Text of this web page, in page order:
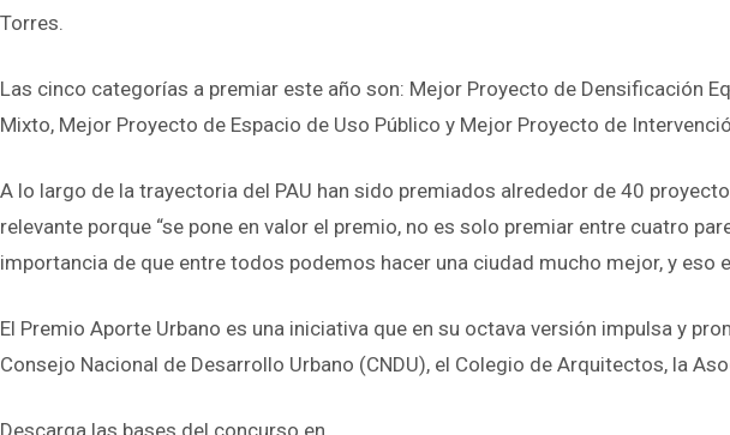
Torres.
Las cinco categorías a premiar este año son: Mejor Proyecto de Densificación
Mixto, Mejor Proyecto de Espacio de Uso Público y Mejor Proyecto de
A lo largo de la trayectoria del PAU han sido premiados alrededor de 40
relevante porque “se pone en valor el premio, no es solo premiar entre cuatro
importancia de que entre todos podemos hacer una ciudad mucho mejor, y
El Premio Aporte Urbano es una iniciativa que en su octava versión impulsa y
Consejo Nacional de Desarrollo Urbano (CNDU), el Colegio de Arquitectos, la
Descarga las bases del concurso en